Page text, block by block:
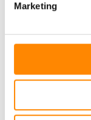
Marketing